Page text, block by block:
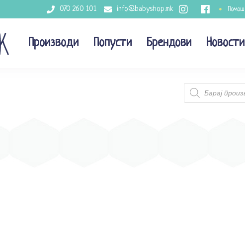
070 260 101 info@babyshop.mk Помош
Производи Попусти Брендови Новости
Products
search